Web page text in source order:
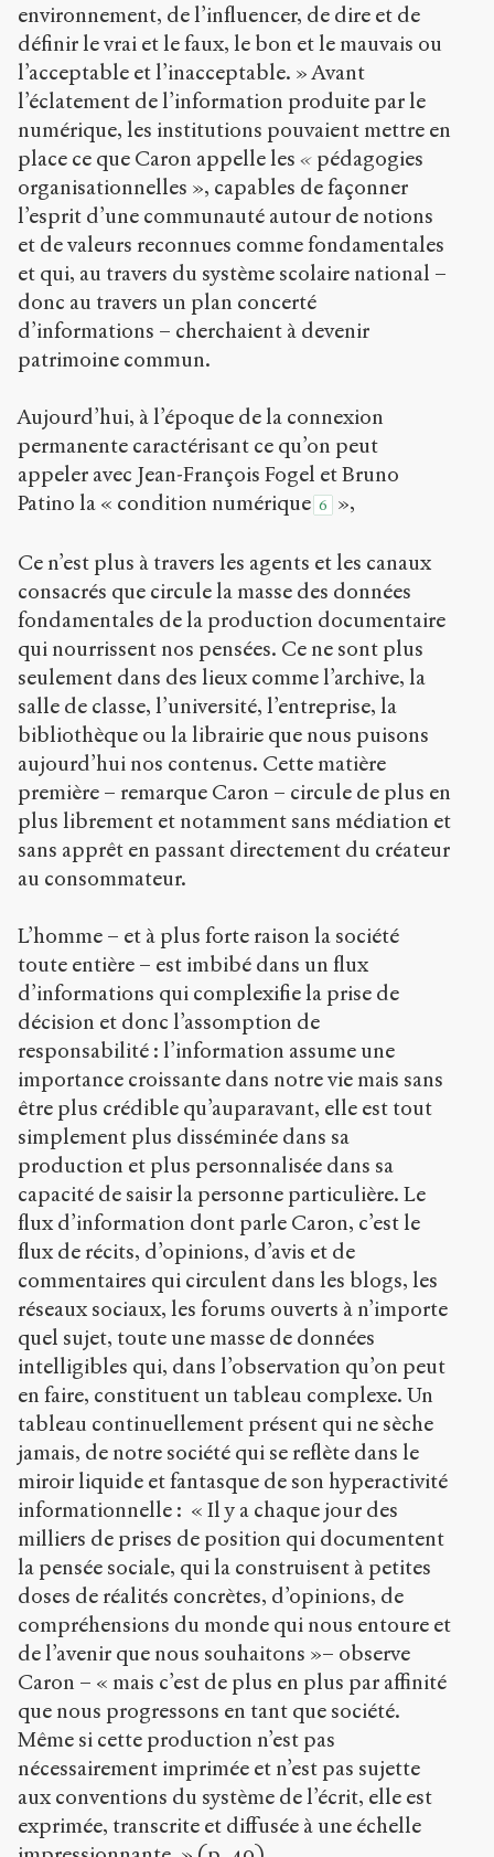
environnement, de l’influencer, de dire et de
définir le vrai et le faux, le bon et le mauvais ou
l’acceptable et l’inacceptable. » Avant
l’éclatement de l’information produite par le
numérique, les institutions pouvaient mettre en
place ce que Caron appelle les « pédagogies
organisationnelles », capables de façonner
l’esprit d’une communauté autour de notions
et de valeurs reconnues comme fondamentales
et qui, au travers du système scolaire national –
donc au travers un plan concerté
d’informations – cherchaient à devenir
patrimoine commun.
Aujourd’hui, à l’époque de la connexion
permanente caractérisant ce qu’on peut
appeler avec Jean-François Fogel et Bruno
Patino la « condition numérique 6 »,
Ce n’est plus à travers les agents et les canaux
consacrés que circule la masse des données
fondamentales de la production documentaire
qui nourrissent nos pensées. Ce ne sont plus
seulement dans des lieux comme l’archive, la
salle de classe, l’université, l’entreprise, la
bibliothèque ou la librairie que nous puisons
aujourd’hui nos contenus. Cette matière
première – remarque Caron – circule de plus en
plus librement et notamment sans médiation et
sans apprêt en passant directement du créateur
au consommateur.
L’homme – et à plus forte raison la société
toute entière – est imbibé dans un flux
d’informations qui complexifie la prise de
décision et donc l’assomption de
responsabilité : l’information assume une
importance croissante dans notre vie mais sans
être plus crédible qu’auparavant, elle est tout
simplement plus disséminée dans sa
production et plus personnalisée dans sa
capacité de saisir la personne particulière. Le
flux d’information dont parle Caron, c’est le
flux de récits, d’opinions, d’avis et de
commentaires qui circulent dans les blogs, les
réseaux sociaux, les forums ouverts à n’importe
quel sujet, toute une masse de données
intelligibles qui, dans l’observation qu’on peut
en faire, constituent un tableau complexe. Un
tableau continuellement présent qui ne sèche
jamais, de notre société qui se reflète dans le
miroir liquide et fantasque de son hyperactivité
informationnelle : « Il y a chaque jour des
milliers de prises de position qui documentent
la pensée sociale, qui la construisent à petites
doses de réalités concrètes, d’opinions, de
compréhensions du monde qui nous entoure et
de l’avenir que nous souhaitons »– observe
Caron – « mais c’est de plus en plus par affinité
que nous progressons en tant que société.
Même si cette production n’est pas
nécessairement imprimée et n’est pas sujette
aux conventions du système de l’écrit, elle est
exprimée, transcrite et diffusée à une échelle